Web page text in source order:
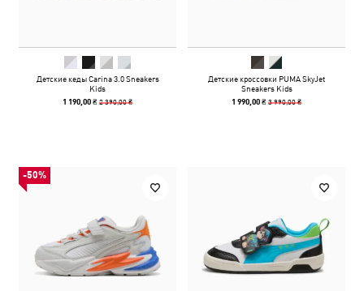
Детские кеды Carina 3.0 Sneakers
Kids
1 190,00 ₴2 390,00 ₴
Детские кроссовки PUMA SkyJet
Sneakers Kids
1 990,00 ₴3 990,00 ₴
-50%